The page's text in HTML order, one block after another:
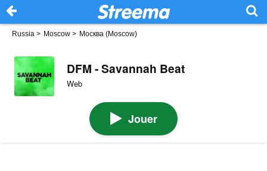
Russia > Moscow > Москва (Moscow)
DFM - Savannah Beat
Web
Jouer